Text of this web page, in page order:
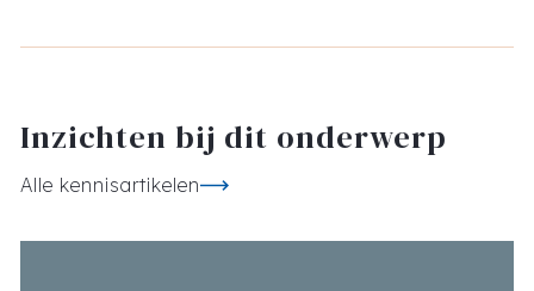
Inzichten bij dit onderwerp
Alle kennisartikelen